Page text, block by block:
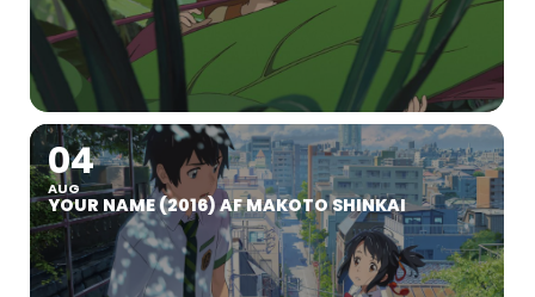
04
AUG
YOUR NAME (2016) AF MAKOTO SHINKAI